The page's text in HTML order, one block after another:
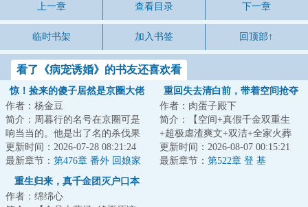
上一章 查看目录 下一章
临时书架 加入书签 回顶部↑
看了《病宠诱婚》的书友还喜欢看
惊！捡来的傻子居然是京圈大佬
作者：杨金豆
简介：周暮行的名号在京圈可是
响当当的。他是出了名的杀伐果
断，腹黑无情，在一众兄弟里
面，优秀到让人望...
更新时间：2026-07-28 08:21:24
最新章节： 第476章 番外 回娘家
（下）
重回失去清白前，带着空间抢夺
江山
作者：肉蛋子殿下
简介：【空间+真假千金双重生
+超极虐渣爽文+双洁+全家火葬
场】&lt;br/&gt;【白切黑、貌美绝
伦贵女+禁欲、...
更新时间：2026-08-07 00:15:21
最新章节： 第522章 登 基
重生归来，真千金团灭户口本
作者：绵绵心